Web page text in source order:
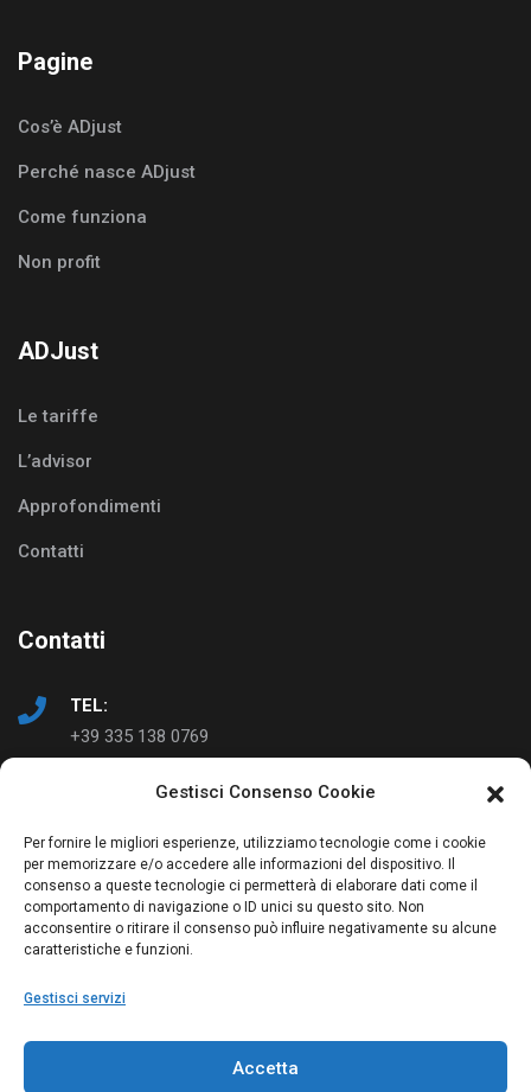
Gestisci Consenso Cookie
Per fornire le migliori esperienze, utilizziamo tecnologie come i cookie
per memorizzare e/o accedere alle informazioni del dispositivo. Il
consenso a queste tecnologie ci permetterà di elaborare dati come il
comportamento di navigazione o ID unici su questo sito. Non
acconsentire o ritirare il consenso può influire negativamente su alcune
caratteristiche e funzioni.
Gestisci servizi
Accetta
Pagine
Cos’è ADjust
Perché nasce ADjust
Come funziona
Non profit
ADJust
Le tariffe
L’advisor
Approfondimenti
Contatti
Contatti
TEL:
+39 335 138 0769
© Copyright 2023 AD-Just | Studio Greppi | P. IVA:
03814750273